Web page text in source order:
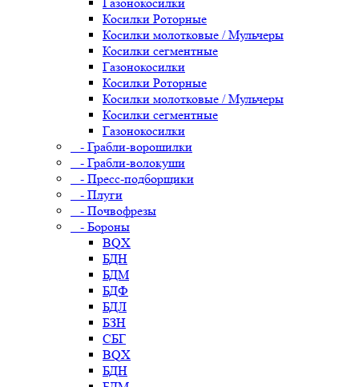
Косилки Роторные
Косилки молотковые / Мульчеры
Косилки сегментные
Газонокосилки
Косилки Роторные
Косилки молотковые / Мульчеры
Косилки сегментные
Газонокосилки
- Грабли-ворошилки
- Грабли-волокуши
- Пресс-подборщики
- Плуги
- Почвофрезы
- Бороны
BQX
БДН
БДМ
БДФ
БДЛ
БЗН
СБГ
BQX
БДН